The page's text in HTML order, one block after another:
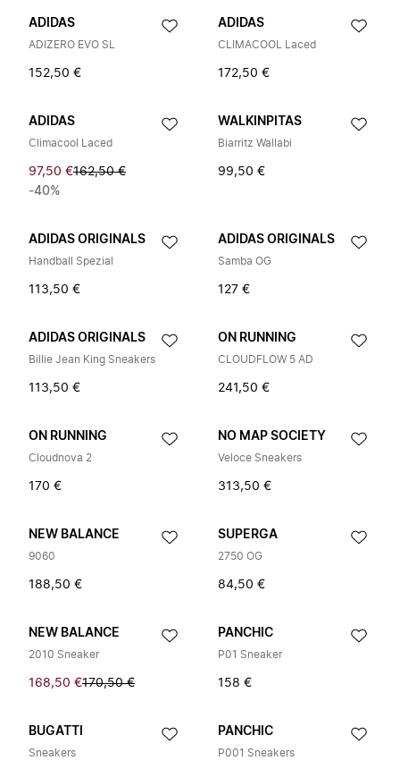
ADIDAS
ADIZERO EVO SL
152,50 €
ADIDAS
CLIMACOOL Laced
172,50 €
ADIDAS
Climacool Laced
97,50 €162,50 €
-40%
WALKINPITAS
Biarritz Wallabi
99,50 €
ADIDAS ORIGINALS
Handball Spezial
113,50 €
ADIDAS ORIGINALS
Samba OG
127 €
ADIDAS ORIGINALS
Billie Jean King Sneakers
113,50 €
ON RUNNING
CLOUDFLOW 5 AD
241,50 €
ON RUNNING
Cloudnova 2
170 €
NO MAP SOCIETY
Veloce Sneakers
313,50 €
NEW BALANCE
9060
188,50 €
SUPERGA
2750 OG
84,50 €
NEW BALANCE
2010 Sneaker
168,50 €170,50 €
PANCHIC
P01 Sneaker
158 €
BUGATTI
Sneakers
PANCHIC
P001 Sneakers